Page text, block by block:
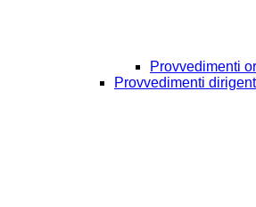
Provvedimenti
Provvedimenti